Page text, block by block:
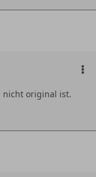
nicht original ist.